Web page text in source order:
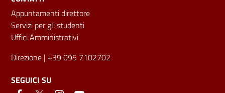
Appuntamenti direttore
Servizi per gli studenti
Uffici Amministrativi
Direzione | +39 095 7102702
SEGUICI SU